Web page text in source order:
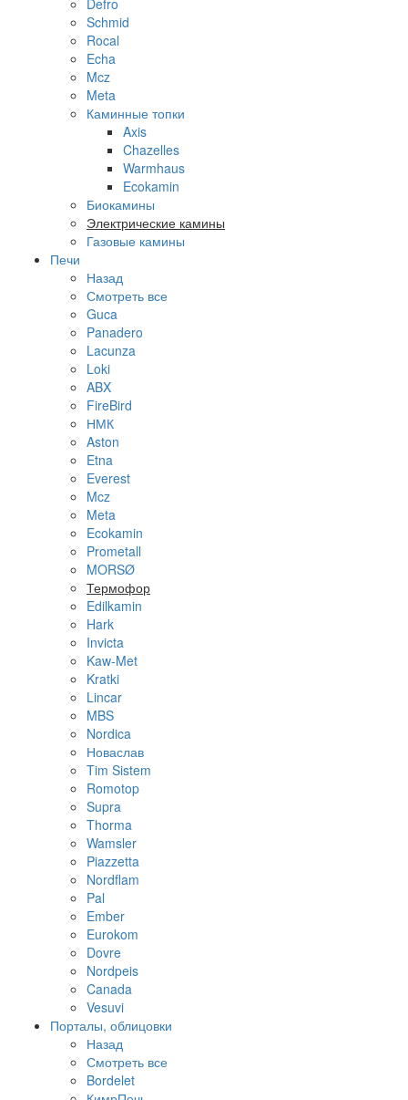
Defro
Schmid
Rocal
Echa
Mcz
Meta
Каминные топки
Axis
Chazelles
Warmhaus
Ecokamin
Биокамины
Электрические камины
Газовые камины
Печи
Назад
Смотреть все
Guca
Panadero
Lacunza
Loki
ABX
FireBird
НМК
Aston
Etna
Everest
Mcz
Meta
Ecokamin
Prometall
MORSØ
Термофор
Edilkamin
Hark
Invicta
Kaw-Met
Kratki
Lincar
MBS
Nordica
Новаслав
Tim Sistem
Romotop
Supra
Thorma
Wamsler
Piazzetta
Nordflam
Pal
Ember
Eurokom
Dovre
Nordpeis
Canada
Vesuvi
Порталы, облицовки
Назад
Смотреть все
Bordelet